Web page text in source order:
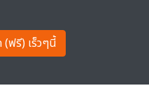
(ฟรี) เร็วๆนี้